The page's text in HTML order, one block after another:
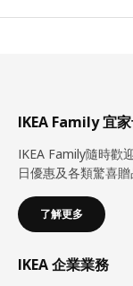
IKEA Family 宜
IKEA Family隨時歡
日優惠及各類驚喜贈
了解更多
IKEA 企業業務